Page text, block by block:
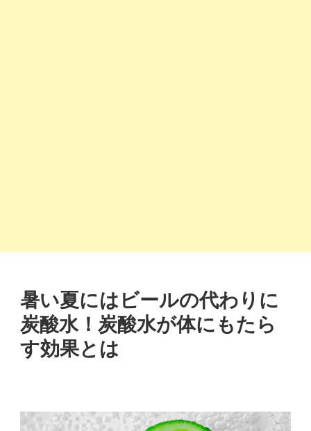
暑い夏にはビールの代わりに
炭酸水！炭酸水が体にもたら
す効果とは